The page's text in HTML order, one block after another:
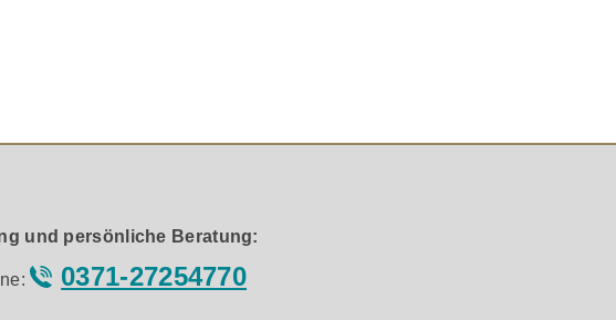
die feinen Details Ihrer Vinyl-Sammlung optimal wiedergibt.
und persönliche Beratung:
0371-27254770